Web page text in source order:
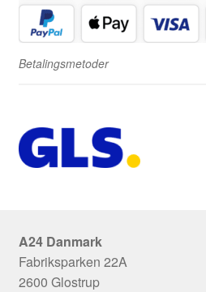
Betalingsmetoder
A24 Danmark
Fabriksparken 22A
2600 Glostrup